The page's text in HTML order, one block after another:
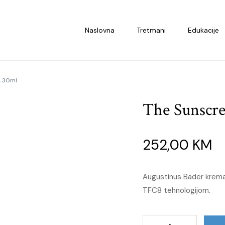
Naslovna Tretmani Edukacije
30ml
The
252,00 KM
Augustinus Bader
TFC8 tehnologijom.